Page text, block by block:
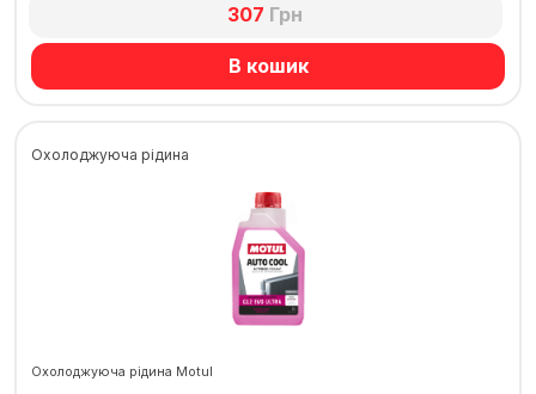
307 Грн
В кошик
Охолоджуюча рідина
Охолоджуюча рідина Motul